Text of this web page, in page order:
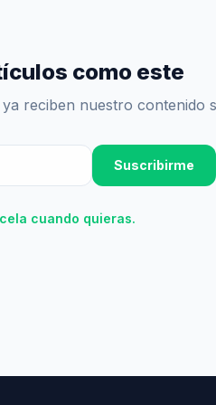
como este
reciben nuestro contenido
Suscribirme
cuando quieras.